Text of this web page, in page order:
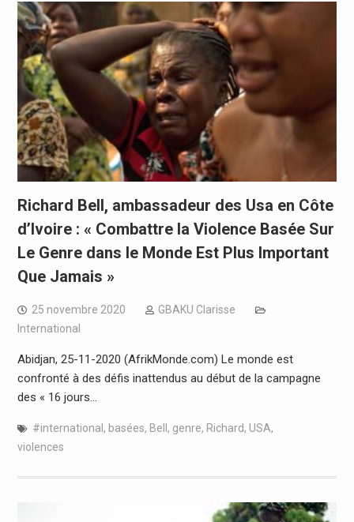
Richard Bell, ambassadeur des Usa en Côte
d’Ivoire : « Combattre la Violence Basée Sur
Le Genre dans le Monde Est Plus Important
Que Jamais »
25 novembre 2020
GBAKU Clarisse
International
Abidjan, 25-11-2020 (AfrikMonde.com) Le monde est
confronté à des défis inattendus au début de la campagne
des « 16 jours…
#international , basées, Bell , genre, Richard, USA,
violences